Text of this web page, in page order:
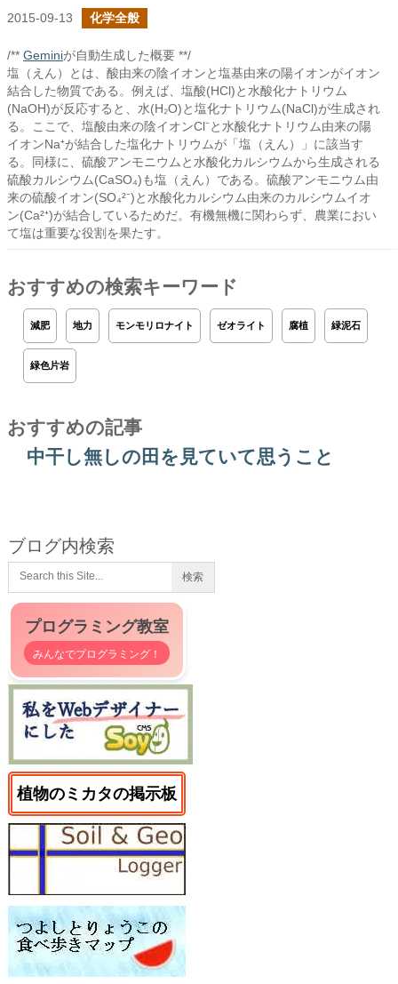
2015-09-13 化学全般
/** Geminiが自動生成した概要 **/
塩（えん）とは、酸由来の陰イオンと塩基由来の陽イオンがイオン
結合した物質である。例えば、塩酸(HCl)と水酸化ナトリウム
(NaOH)が反応すると、水(H₂O)と塩化ナトリウム(NaCl)が生成され
る。ここで、塩酸由来の陰イオンCl⁻と水酸化ナトリウム由来の陽
イオンNa⁺が結合した塩化ナトリウムが「塩（えん）」に該当す
る。同様に、硫酸アンモニウムと水酸化カルシウムから生成される
硫酸カルシウム(CaSO₄)も塩（えん）である。硫酸アンモニウム由
来の硫酸イオン(SO₄²⁻)と水酸化カルシウム由来のカルシウムイオ
ン(Ca²⁺)が結合しているためだ。有機無機に関わらず、農業におい
て塩は重要な役割を果たす。
おすすめの検索キーワード
減肥 地力 モンモリロナイト ゼオライト 腐植 緑泥石
緑色片岩
おすすめの記事
中干し無しの田を見ていて思うこと
ブログ内検索
プログラミング教室
みんなでプログラミング！
植物のミカタの掲示板